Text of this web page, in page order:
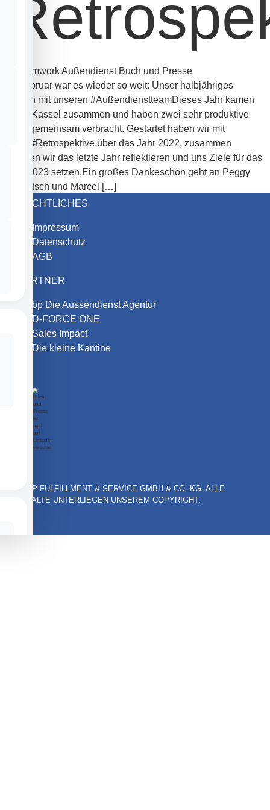
Im Februar war es wieder so weit: Unser halbjähriges
Treffen mit unseren #AußendienstteamDieses Jahr kamen
wir in Kassel zusammen und haben zwei sehr produktive
Tage gemeinsam verbracht. Gestartet haben wir mit
einer #Retrospektive über das Jahr 2022, zusammen
konnten wir das letzte Jahr reflektieren und uns Ziele für das
Jahr 2023 setzen.Ein großes Dankeschön geht an Peggy
Kurbatsch und Marcel […]
RECHTLICHES
Impressum
Datenschutz
AGB
PARTNER
bp Die Aussendienst Agentur
D-FORCE ONE
Sales Impact
Die kleine Kantine
© BP FULFILLMENT & SERVICE GMBH & CO. KG. ALLE
INHALTE UNTERLIEGEN UNSEREM COPYRIGHT.